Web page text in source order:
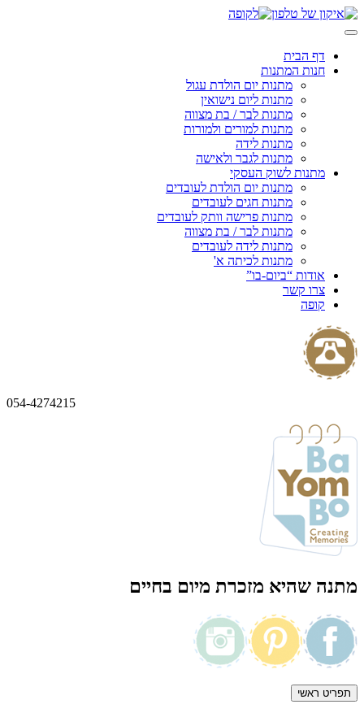
Skip
to
דף הבית
חנות המתנות
מתנות יום הולדת עגול
מתנות ליום נישואין
מתנות לבר / בת מצווה
מתנות למורים ולמורות
מתנות לידה
מתנות לגבר ולאישה
מתנות לשוק העסקי
מתנות יום הולדת לעובדים
מתנות חגים לעובדים
מתנות פרישה וותק לעובדים
מתנות לבר / בת מצווה
מתנות לידה לעובדים
מתנות לכיתה א'
אודות “ביום-בו”
צרו קשר
קופה
054-4274215
מתנה שהיא מזכרת מיום בחיים
תפריט ראשי